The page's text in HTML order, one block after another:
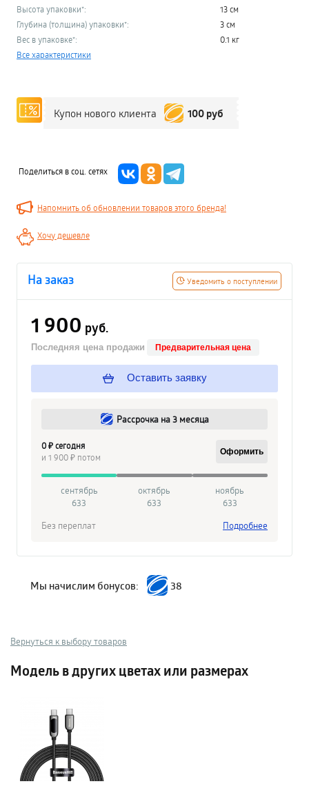
Высота упаковки*:
13 см
Глубина (толщина) упаковки*:
3 см
Вес в упаковке*:
0.1 кг
Все характеристики
Купон нового клиента 100 руб
Поделиться в соц. сетях
Напомнить об обновлении товаров этого бренда!
Хочу дешевле
Уведомить о поступлении
На заказ
1 900 руб.
Последняя цена продажи Предварительная цена
Оставить заявку
Рассрочка на 3 месяца
0 ₽ сегодня
и 1 900 ₽ потом
Оформить
сентябрь
633
октябрь
633
ноябрь
633
Без переплат
Подробнее
Мы начислим бонусов: 38
Вернуться к выбору товаров
Модель в других цветах или размерах